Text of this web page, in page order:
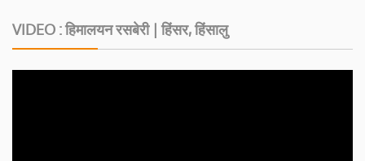
VIDEO : हिमालयन रसबेरी | हिंसर, हिंसालु